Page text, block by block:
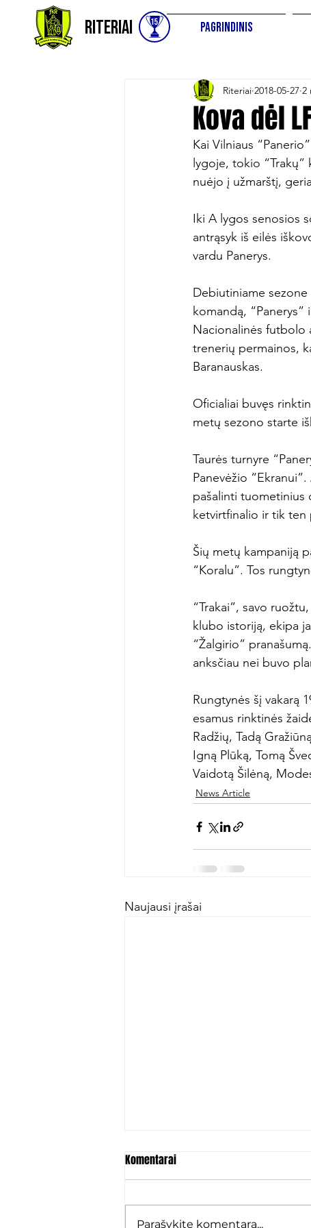
Riteriai Pagrindinis
Kova dėl
Riteriai 2018-05-27 2
Kai Vilniaus
lygoje, tokio
nuėjo į užmarštį,
Iki A lygos senosios
antrąsyk iš eilės
vardu Panerys.
Debiutiniame
komandą,
Nacionalinės futbolo
trenerių permainos,
Baranauskas.
Oficialiai buvęs
metų sezono starte
Taurės turnyre
Panevėžio
pašalinti tuometinius
ketvirtfinalio ir tik ten
Šių metų kampaniją
“Koralu”. Tos
“Trakai”, savo
klubo istoriją, ekipa
“Žalgirio”
anksčiau nei buvo
Rungtynės šį vakarą
esamus rinktinės
Radžių, Tadą
Igną Plūką, Tomą
Vaidotą Šilėną,
News Article
Naujausi įrašai
Komentarai
Parašykite komentarą...